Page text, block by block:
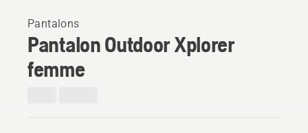
Pantalons
Pantalon Outdoor Xplorer
femme